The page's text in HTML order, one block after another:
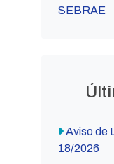
SEBRAE
Aviso de
18/2026